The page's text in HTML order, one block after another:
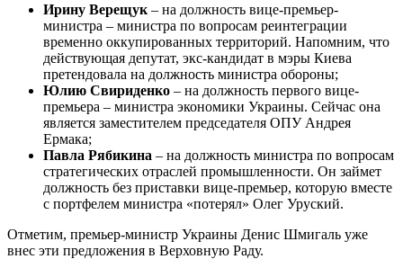
Ирину Верещук – на должность вице-премьер-
министра – министра по вопросам реинтеграции
временно оккупированных территорий. Напомним, что
действующая депутат, экс-кандидат в мэры Киева
претендовала на должность министра обороны;
Юлию Свириденко – на должность первого вице-
премьера – министра экономики Украины. Сейчас она
является заместителем председателя ОПУ Андрея
Ермака;
Павла Рябикина – на должность министра по вопросам
стратегических отраслей промышленности. Он займет
должность без приставки вице-премьер, которую вместе
с портфелем министра «потерял» Олег Уруский.
Отметим, премьер-министр Украины Денис Шмигаль уже
внес эти предложения в Верховную Раду.